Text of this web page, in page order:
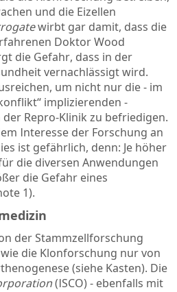
und die Eizellen
wirbt gar damit, dass die
Doktor Wood
die Gefahr, dass in der
vernachlässigt wird.
um nicht nur die - im
implizierenden -
Repro-Klinik zu befriedigen.
Interesse der Forschung an
ist gefährlich, denn: Je höher
die diversen Anwendungen
die Gefahr eines
1).
der Stammzellforschung
die Klonforschung nur von
(siehe Kasten). Die
(ISCO) - ebenfalls mit